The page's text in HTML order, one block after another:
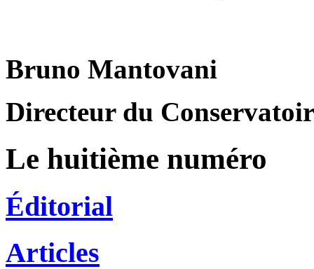
Bruno Mantovani
Directeur du
Le huitième numéro
Éditorial
Articles